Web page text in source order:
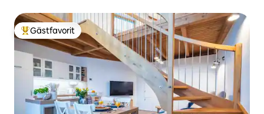
Populär gästfavorit
Gästfavorit